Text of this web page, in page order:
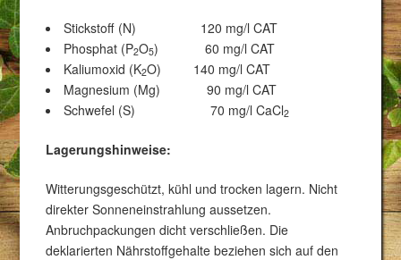
Stickstoff (N) 120 mg/l CAT
Phosphat (P2O5) 60 mg/l CAT
Kaliumoxid (K2O) 140 mg/l CAT
Magnesium (Mg) 90 mg/l CAT
Schwefel (S) 70 mg/l CaCl2
Lagerungshinweise:
Witterungsgeschützt, kühl und trocken lagern. Nicht
direkter Sonneneinstrahlung aussetzen.
Anbruchpackungen dicht verschließen. Die
deklarierten Nährstoffgehalte beziehen sich auf den